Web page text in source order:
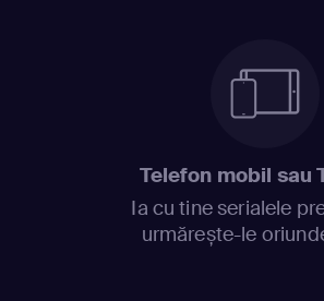
Telefon mobil sau
Ia cu tine serialele
urmărește-le